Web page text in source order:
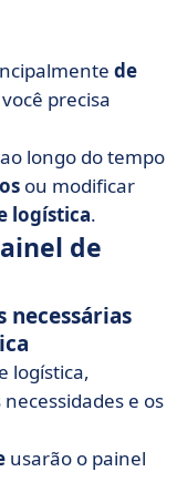
de
precisa
longo do tempo
ou modificar
logística.
de
necessárias
logística,
e os
usarão o painel